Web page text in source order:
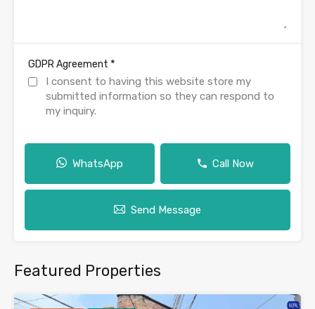
GDPR Agreement *
I consent to having this website store my
submitted information so they can respond to
my inquiry.
WhatsApp Call Now
Send Message
Featured Properties